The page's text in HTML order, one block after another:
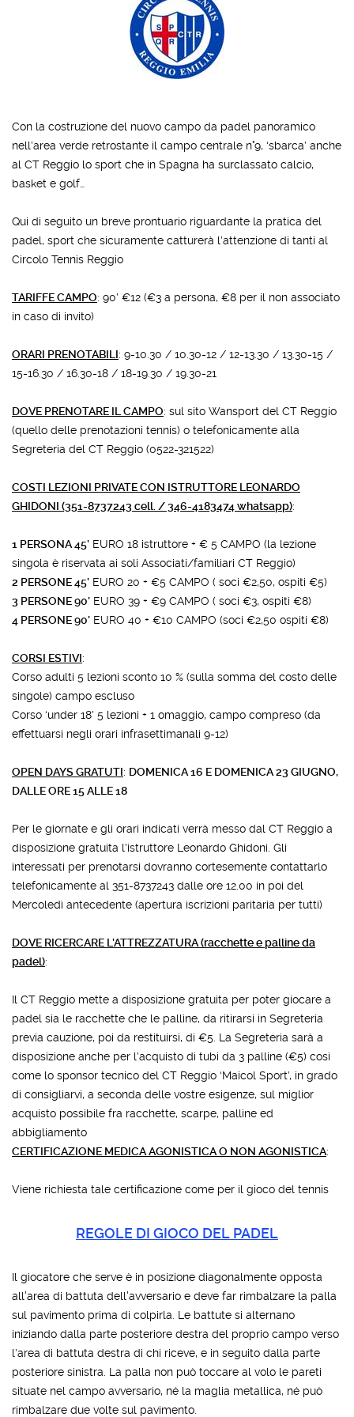
Con la costruzione del nuovo campo da padel panoramico
nell’area verde retrostante il campo centrale n°9, ‘sbarca’ anche
al CT Reggio lo sport che in Spagna ha surclassato calcio,
basket e golf…
Qui di seguito un breve prontuario riguardante la pratica del
padel, sport che sicuramente catturerà l’attenzione di tanti al
Circolo Tennis Reggio
TARIFFE CAMPO: 90’ €12 (€3 a persona, €8 per il non associato
in caso di invito)
ORARI PRENOTABILI: 9-10.30 / 10.30-12 / 12-13.30 / 13.30-15 /
15-16.30 / 16.30-18 / 18-19.30 / 19.30-21
DOVE PRENOTARE IL CAMPO: sul sito Wansport del CT Reggio
(quello delle prenotazioni tennis) o telefonicamente alla
Segreteria del CT Reggio (0522-321522)
COSTI LEZIONI PRIVATE CON ISTRUTTORE LEONARDO
GHIDONI (351-8737243 cell. / 346-4183474 whatsapp):
1 PERSONA 45’ EURO 18 istruttore + € 5 CAMPO (la lezione
singola è riservata ai soli Associati/familiari CT Reggio)
2 PERSONE 45’ EURO 20 + €5 CAMPO ( soci €2,50, ospiti €5)
3 PERSONE 90’ EURO 39 + €9 CAMPO ( soci €3, ospiti €8)
4 PERSONE 90’ EURO 40 + €10 CAMPO (soci €2,50 ospiti €8)
CORSI ESTIVI:
Corso adulti 5 lezioni sconto 10 % (sulla somma del costo delle
singole) campo escluso
Corso ‘under 18’ 5 lezioni + 1 omaggio, campo compreso (da
effettuarsi negli orari infrasettimanali 9-12)
OPEN DAYS GRATUTI: DOMENICA 16 E DOMENICA 23 GIUGNO,
DALLE ORE 15 ALLE 18
Per le giornate e gli orari indicati verrà messo dal CT Reggio a
disposizione gratuita l’istruttore Leonardo Ghidoni. Gli
interessati per prenotarsi dovranno cortesemente contattarlo
telefonicamente al 351-8737243 dalle ore 12.00 in poi del
Mercoledì antecedente (apertura iscrizioni paritaria per tutti)
DOVE RICERCARE L’ATTREZZATURA (racchette e palline da
padel):
Il CT Reggio mette a disposizione gratuita per poter giocare a
padel sia le racchette che le palline, da ritirarsi in Segreteria
previa cauzione, poi da restituirsi, di €5. La Segreteria sarà a
disposizione anche per l’acquisto di tubi da 3 palline (€5) così
come lo sponsor tecnico del CT Reggio ‘Maicol Sport’, in grado
di consigliarvi, a seconda delle vostre esigenze, sul miglior
acquisto possibile fra racchette, scarpe, palline ed
abbigliamento
CERTIFICAZIONE MEDICA AGONISTICA O NON AGONISTICA:
Viene richiesta tale certificazione come per il gioco del tennis
REGOLE DI GIOCO DEL PADEL
Il giocatore che serve è in posizione diagonalmente opposta
all'area di battuta dell'avversario e deve far rimbalzare la palla
sul pavimento prima di colpirla. Le battute si alternano
iniziando dalla parte posteriore destra del proprio campo verso
l’area di battuta destra di chi riceve, e in seguito dalla parte
posteriore sinistra. La palla non può toccare al volo le pareti
situate nel campo avversario, né la maglia metallica, né può
rimbalzare due volte sul pavimento.